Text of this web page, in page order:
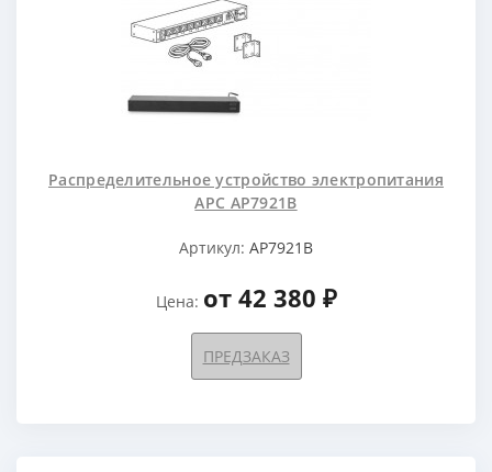
Распределительное устройство электропитания
APC AP7921B
Артикул: AP7921B
Цена: от 42 380 ₽
ПРЕДЗАКАЗ